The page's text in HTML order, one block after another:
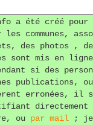
a été créé
communes,
des photos ,
sont mis en
si des
publications,
erronées, il
ou par mail ; je